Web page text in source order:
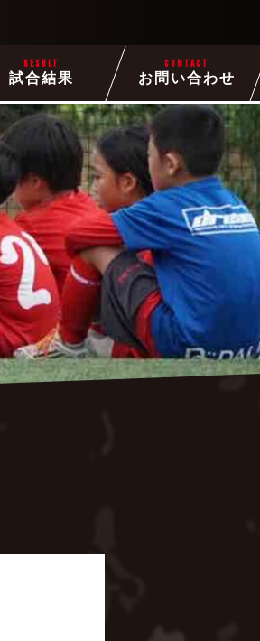
試合結果
RESULT
お問い合わせ
CONTACT